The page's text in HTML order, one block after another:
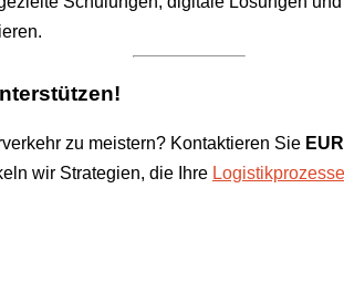
zu meistern? Kontaktieren Sie
wir Strategien, die Ihre Logistikprozesse